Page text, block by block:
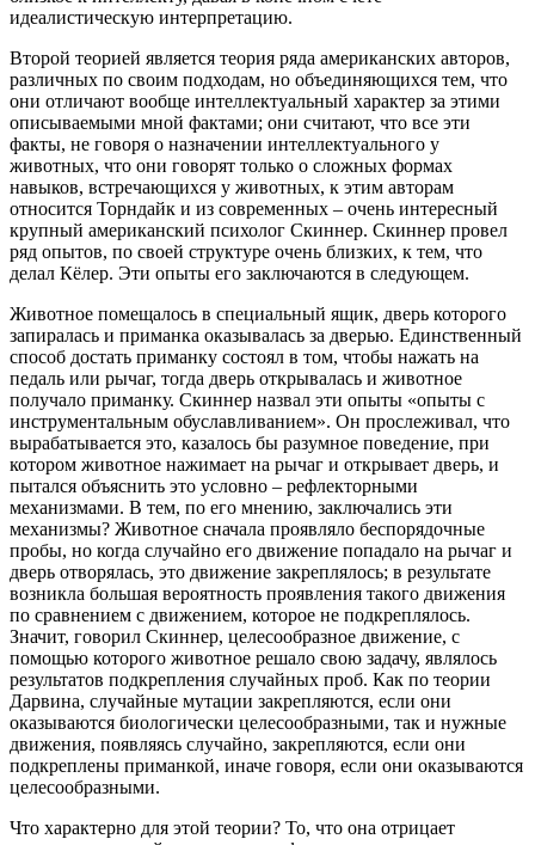
идеалистическую интерпретацию.
Второй теорией является теория ряда американских авторов,
различных по своим подходам, но объединяющихся тем, что
они отличают вообще интеллектуальный характер за этими
описываемыми мной фактами; они считают, что все эти
факты, не говоря о назначении интеллектуального у
животных, что они говорят только о сложных формах
навыков, встречающихся у животных, к этим авторам
относится Торндайк и из современных – очень интересный
крупный американский психолог Скиннер. Скиннер провел
ряд опытов, по своей структуре очень близких, к тем, что
делал Кёлер. Эти опыты его заключаются в следующем.
Животное помещалось в специальный ящик, дверь которого
запиралась и приманка оказывалась за дверью. Единственный
способ достать приманку состоял в том, чтобы нажать на
педаль или рычаг, тогда дверь открывалась и животное
получало приманку. Скиннер назвал эти опыты «опыты с
инструментальным обуславливанием». Он прослеживал, что
вырабатывается это, казалось бы разумное поведение, при
котором животное нажимает на рычаг и открывает дверь, и
пытался объяснить это условно – рефлекторными
механизмами. В тем, по его мнению, заключались эти
механизмы? Животное сначала проявляло беспорядочные
пробы, но когда случайно его движение попадало на рычаг и
дверь отворялась, это движение закреплялось; в результате
возникла большая вероятность проявления такого движения
по сравнением с движением, которое не подкреплялось.
Значит, говорил Скиннер, целесообразное движение, с
помощью которого животное решало свою задачу, являлось
результатов подкрепления случайных проб. Как по теории
Дарвина, случайные мутации закрепляются, если они
оказываются биологически целесообразными, так и нужные
движения, появляясь случайно, закрепляются, если они
подкреплены приманкой, иначе говоря, если они оказываются
целесообразными.
Что характерно для этой теории? То, что она отрицает